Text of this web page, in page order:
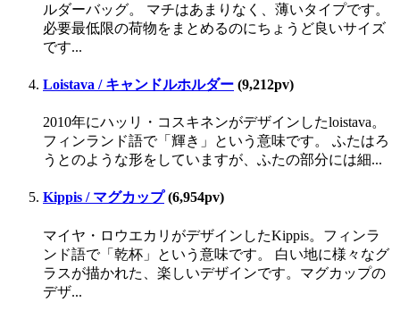
ルダーバッグ。 マチはあまりなく、薄いタイプです。
必要最低限の荷物をまとめるのにちょうど良いサイズ
です...
Loistava / キャンドルホルダー (9,212pv)
2010年にハッリ・コスキネンがデザインしたloistava。
フィンランド語で「輝き」という意味です。 ふたはろ
うとのような形をしていますが、ふたの部分には細...
Kippis / マグカップ(6,954pv)
マイヤ・ロウエカリがデザインしたKippis。フィンラ
ンド語で「乾杯」という意味です。 白い地に様々なグ
ラスが描かれた、楽しいデザインです。マグカップの
デザ...